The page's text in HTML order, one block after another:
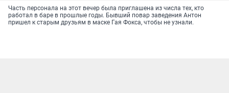
Часть персонала на этот вечер была приглашена из числа тех, кто
работал в баре в прошлые годы. Бывший повар заведения Антон
пришел к старым друзьям в маске Гая Фокса, чтобы не узнали.